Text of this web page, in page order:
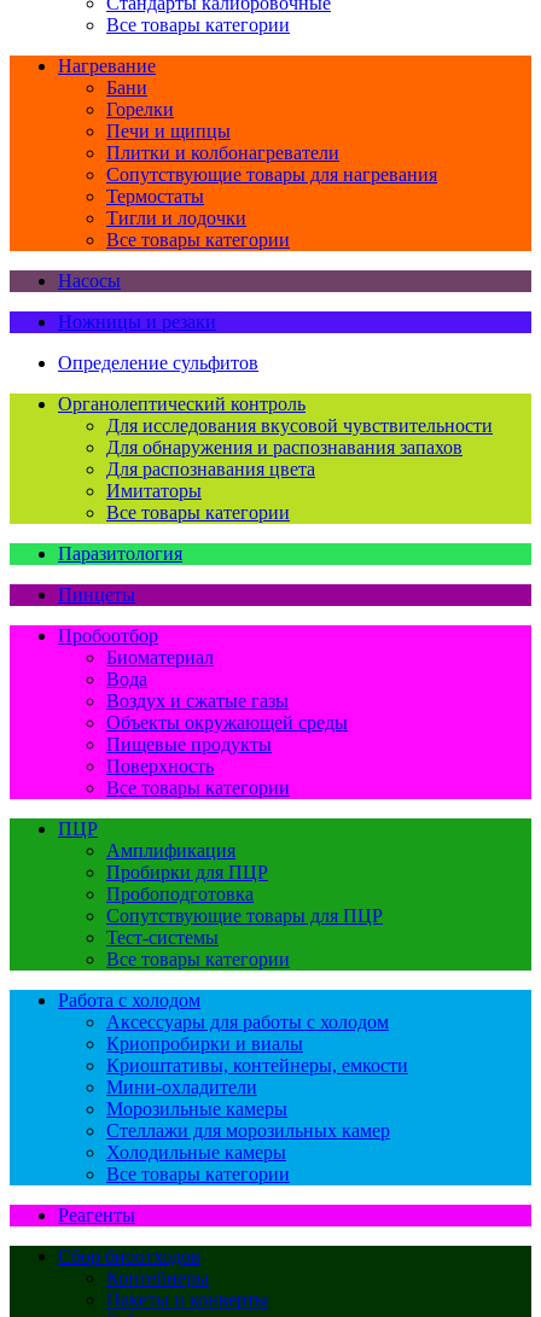
Все товары категории
Нагревание
Бани
Горелки
Печи и щипцы
Плитки и колбонагреватели
Сопутствующие товары для нагревания
Термостаты
Тигли и лодочки
Все товары категории
Насосы
Ножницы и резаки
Определение сульфитов
Органолептический контроль
Для исследования вкусовой чувствительности
Для обнаружения и распознавания запахов
Для распознавания цвета
Имитаторы
Все товары категории
Паразитология
Пинцеты
Пробоотбор
Биоматериал
Вода
Воздух и сжатые газы
Объекты окружающей среды
Пищевые продукты
Поверхность
Все товары категории
ПЦР
Амплификация
Пробирки для ПЦР
Пробоподготовка
Сопутствующие товары для ПЦР
Тест-системы
Все товары категории
Работа с холодом
Аксессуары для работы с холодом
Криопробирки и виалы
Криоштативы, контейнеры, емкости
Мини-охладители
Морозильные камеры
Стеллажи для морозильных камер
Холодильные камеры
Все товары категории
Реагенты
Сбор биоотходов
Контейнеры
Пакеты и конверты